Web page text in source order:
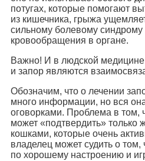
потугах, которые помогают
из кишечника, грыжа
сильному болевому
кровообращения в органе.
Важно! И в людской
и запор являются
Обозначим, что о лечении
много информации, но вся
оговорками. Проблема в том,
может «подтвердить» только
кошками, которые очень
владелец может судить о
по хорошему настроению и